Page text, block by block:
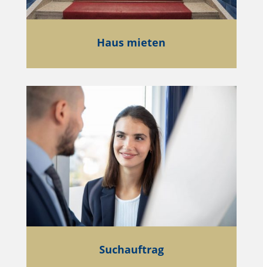
Haus mieten
Suchauftrag